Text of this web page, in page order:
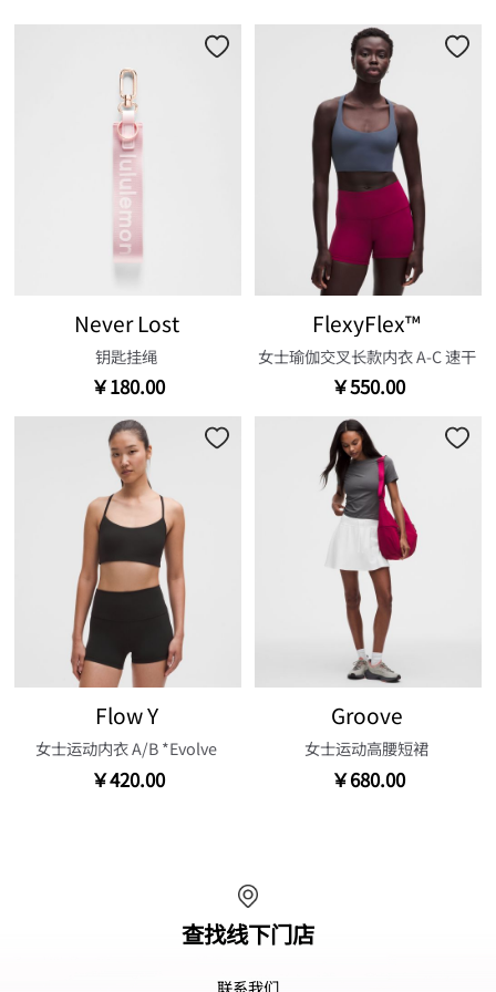
Never Lost
钥匙挂绳
￥180.00
FlexyFlex™
女士瑜伽交叉长款内衣 A-C 速干
￥550.00
Flow Y
女士运动内衣 A/B *Evolve
￥420.00
Groove
女士运动高腰短裙
￥680.00
查找线下门店
联系我们